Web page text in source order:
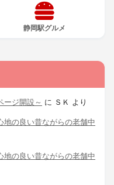
静岡駅グルメ
ジ開設～ に ＳＫ より
地の良い昔ながらの老舗中
地の良い昔ながらの老舗中